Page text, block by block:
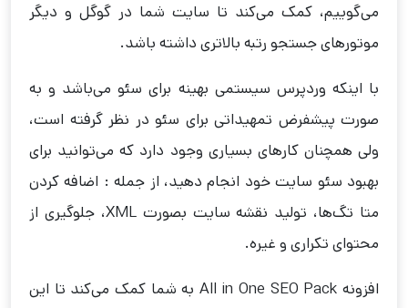
می‌گوییم، کمک می‌کند تا سایت شما در گوگل و دیگر
موتورهای جستجو رتبه بالاتری داشته باشد.
با اینکه وردپرس سیستمی بهینه برای سئو می‌باشد و به
صورت پیشفرض تمهیداتی برای سئو در نظر گرفته است،
ولی همچنان کارهای بسیاری وجود دارد که می‌توانید برای
بهبود سئو سایت خود انجام دهید، از جمله : اضافه کردن
متا تگ‌ها، تولید نقشه سایت بصورت XML، جلوگیری از
محتوای تکراری و غیره.
افزونه All in One SEO Pack به شما کمک می‌کند تا این